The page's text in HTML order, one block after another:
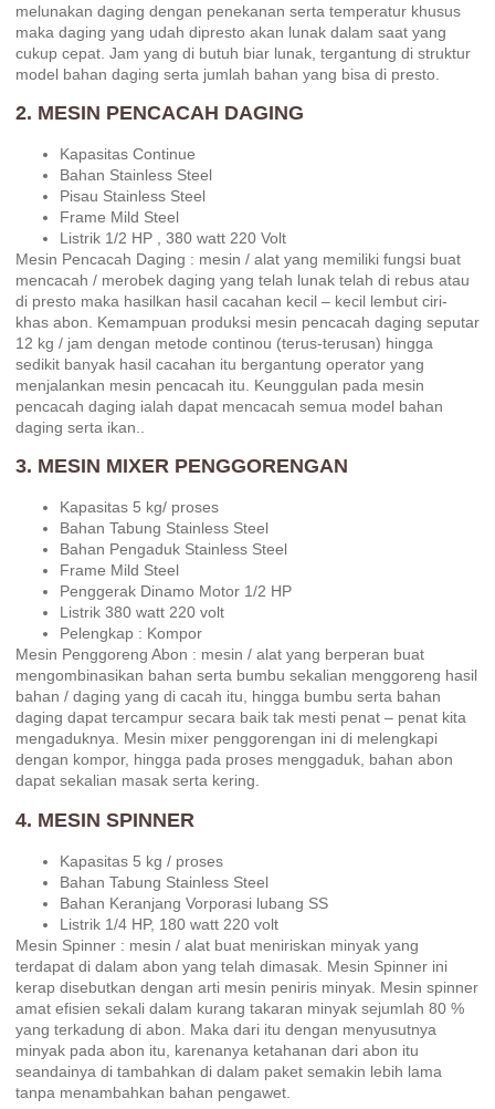
melunakan daging dengan penekanan serta temperatur khusus
maka daging yang udah dipresto akan lunak dalam saat yang
cukup cepat. Jam yang di butuh biar lunak, tergantung di struktur
model bahan daging serta jumlah bahan yang bisa di presto.
2. MESIN PENCACAH DAGING
Kapasitas Continue
Bahan Stainless Steel
Pisau Stainless Steel
Frame Mild Steel
Listrik 1/2 HP , 380 watt 220 Volt
Mesin Pencacah Daging : mesin / alat yang memiliki fungsi buat
mencacah / merobek daging yang telah lunak telah di rebus atau
di presto maka hasilkan hasil cacahan kecil – kecil lembut ciri-
khas abon. Kemampuan produksi mesin pencacah daging seputar
12 kg / jam dengan metode continou (terus-terusan) hingga
sedikit banyak hasil cacahan itu bergantung operator yang
menjalankan mesin pencacah itu. Keunggulan pada mesin
pencacah daging ialah dapat mencacah semua model bahan
daging serta ikan..
3. MESIN MIXER PENGGORENGAN
Kapasitas 5 kg/ proses
Bahan Tabung Stainless Steel
Bahan Pengaduk Stainless Steel
Frame Mild Steel
Penggerak Dinamo Motor 1/2 HP
Listrik 380 watt 220 volt
Pelengkap : Kompor
Mesin Penggoreng Abon : mesin / alat yang berperan buat
mengombinasikan bahan serta bumbu sekalian menggoreng hasil
bahan / daging yang di cacah itu, hingga bumbu serta bahan
daging dapat tercampur secara baik tak mesti penat – penat kita
mengaduknya. Mesin mixer penggorengan ini di melengkapi
dengan kompor, hingga pada proses menggaduk, bahan abon
dapat sekalian masak serta kering.
4. MESIN SPINNER
Kapasitas 5 kg / proses
Bahan Tabung Stainless Steel
Bahan Keranjang Vorporasi lubang SS
Listrik 1/4 HP, 180 watt 220 volt
Mesin Spinner : mesin / alat buat meniriskan minyak yang
terdapat di dalam abon yang telah dimasak. Mesin Spinner ini
kerap disebutkan dengan arti mesin peniris minyak. Mesin spinner
amat efisien sekali dalam kurang takaran minyak sejumlah 80 %
yang terkadung di abon. Maka dari itu dengan menyusutnya
minyak pada abon itu, karenanya ketahanan dari abon itu
seandainya di tambahkan di dalam paket semakin lebih lama
tanpa menambahkan bahan pengawet.